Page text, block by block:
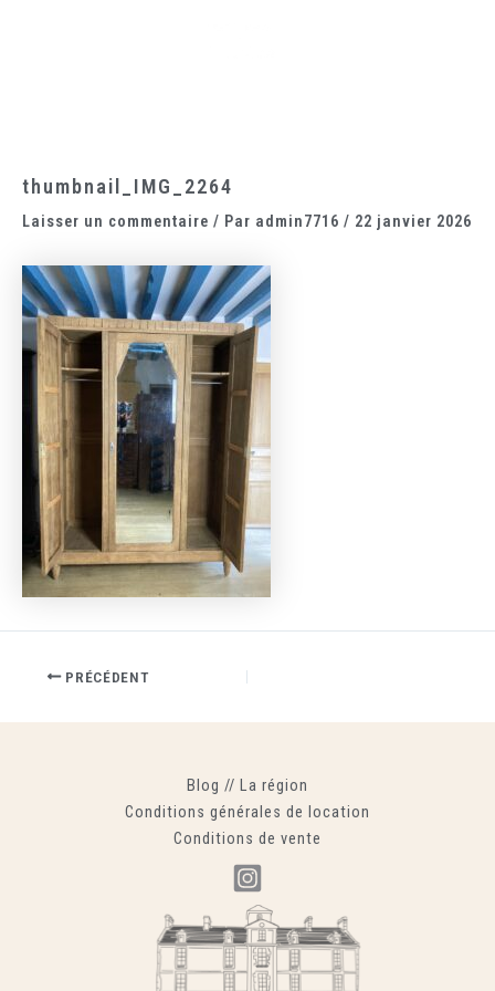
thumbnail_IMG_2264
Laisser un commentaire / Par admin7716 / 22 janvier 2026
PRÉCÉDENT
Blog // La région
Conditions générales de location
Conditions de vente